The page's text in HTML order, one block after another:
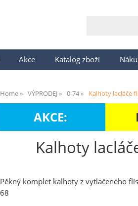
Akce Katalog zboží
Home VÝPRODEJ 0-74 Kalhoty lacláče
AKCE:
Kalhoty
Pěkný komplet kalhoty z vytlačeného
68